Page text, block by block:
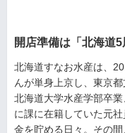
開店準備は「北海道5
北海道すなお水産は、
んが単身上京し、東京
北海道大学水産学部卒
に課に在籍していた元
金を貯める日々。その